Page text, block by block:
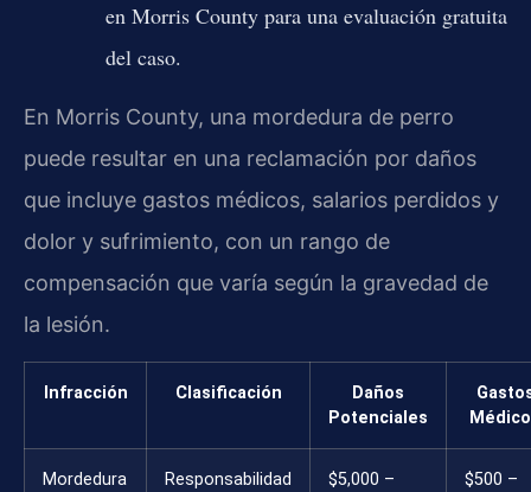
en Morris County para una evaluación gratuita
del caso.
En Morris County, una mordedura de perro
puede resultar en una reclamación por daños
que incluye gastos médicos, salarios perdidos y
dolor y sufrimiento, con un rango de
compensación que varía según la gravedad de
la lesión.
Infracción Clasificación
Daños
Potenciales
Mordedura
Responsabilidad
$5,000 –
$500 –